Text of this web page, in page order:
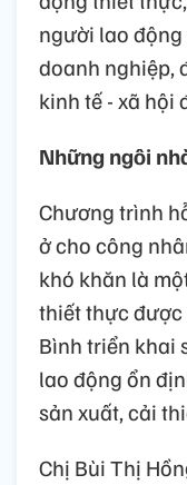
người lao động
doanh nghiệp,
kinh tế - xã hội
Những ngôi
Chương trình
ở cho công
khó khăn là
thiết thực
Bình triển khai
lao động ổn
sản xuất, cải
Chị Bùi Thị